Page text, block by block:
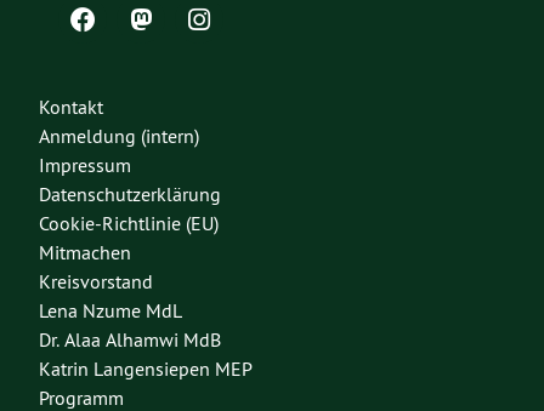
Kontakt
Anmeldung (intern)
Impressum
Datenschutzerklärung
Cookie-Richtlinie (EU)
Mitmachen
Kreisvorstand
Lena Nzume MdL
Dr. Alaa Alhamwi MdB
Katrin Langensiepen MEP
Programm